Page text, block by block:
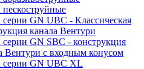
GN UBC - Классическая
канала Вентури
GN SBC - конструкция
Вентури c входным конусом
серии GN UBC XL